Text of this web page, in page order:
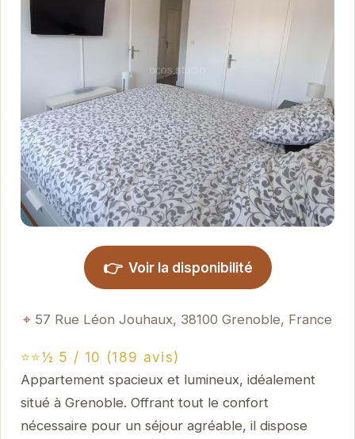
👉 Voir la disponibilité
57 Rue Léon Jouhaux, 38100 Grenoble, France
⭐⭐½ 5 / 10 (189 avis)
Appartement spacieux et lumineux, idéalement
situé à Grenoble. Offrant tout le confort
nécessaire pour un séjour agréable, il dispose